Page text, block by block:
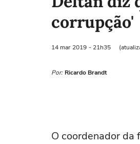
corrupção'
14 mar 2019 - 21h35
Por: Ricardo Brandt
O coordenador da